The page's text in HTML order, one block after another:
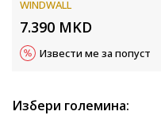
WINDWALL
7.390 MKD
Извести ме за попуст
Избери големина: